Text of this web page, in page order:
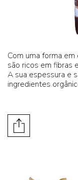
Com uma forma em
são ricos em fibras
A sua espessura e
ingredientes